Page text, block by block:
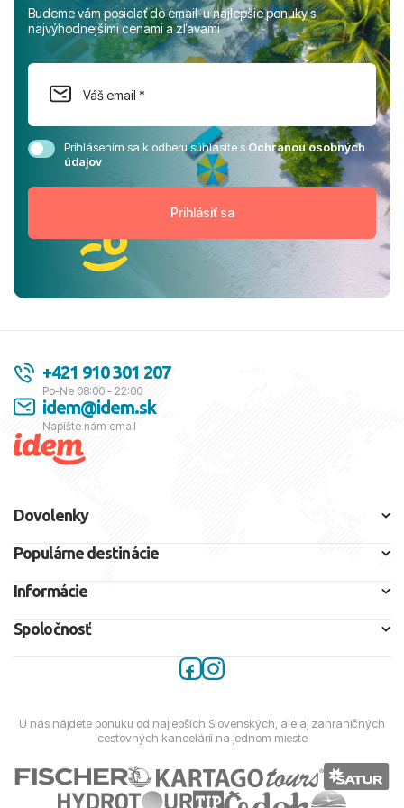
Budeme vám posielať do email-u najlepšie ponuky s
najvýhodnejšími cenami a zľavami
Prihlásením sa k odberu súhlasíte sOchranou osobných
údajov
+421 910 301 207
Po-Ne 08:00 - 22:00
idem@idem.sk
Napíšte nám email
Dovolenky
Populárne destinácie
Informácie
Spoločnosť
U nás nájdete ponuku od najlepších Slovenských, ale aj zahraničných
cestovných kancelárií na jednom mieste